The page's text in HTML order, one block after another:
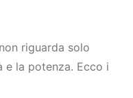
riguarda solo
e la potenza. Ecco i